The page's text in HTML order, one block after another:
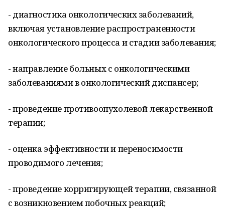
- диагностика онкологических заболеваний,
включая установление распространенности
онкологического процесса и стадии заболевания;
- направление больных с онкологическими
заболеваниями в онкологический диспансер;
- проведение противоопухолевой лекарственной
терапии;
- оценка эффективности и переносимости
проводимого лечения;
- проведение корригирующей терапии, связанной
с возникновением побочных реакций;